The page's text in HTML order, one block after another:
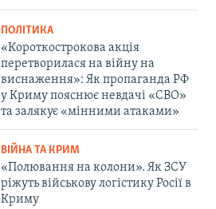
ПОЛІТИКА
«Короткострокова акція
перетворилася на війну на
виснаження»: Як пропаганда РФ
у Криму пояснює невдачі «СВО»
та залякує «мінними атаками»
ВІЙНА ТА КРИМ
«Полювання на колони». Як ЗСУ
ріжуть військову логістику Росії в
Криму